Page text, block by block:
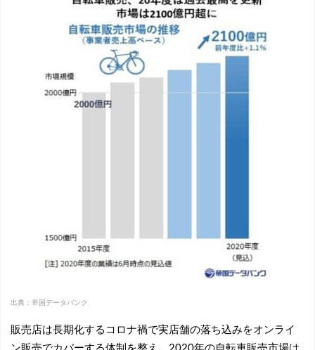
出典：帝国データバンク
販売店は長期化するコロナ禍で実店舗の落ち込みをオンライ
ン販売でカバーする体制を整え、2020年の自転車販売市場は